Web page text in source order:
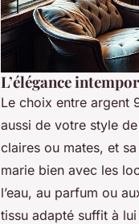
L’élégance
Le choix entre argent
aussi de votre style
claires ou mates, et
marie bien avec les
l’eau, au parfum ou
tissu adapté suffit à